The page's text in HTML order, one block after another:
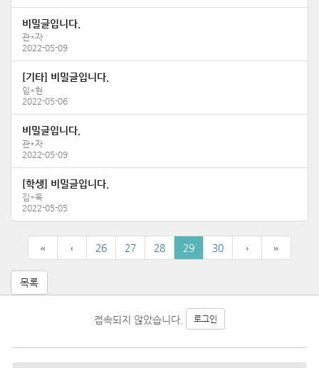
비밀글입니다.
관*자
2022-05-09
[기타] 비밀글입니다.
임*현
2022-05-06
비밀글입니다.
관*자
2022-05-09
[학생] 비밀글입니다.
김*욱
2022-05-05
26 27 28 29 30
목록
접속되지 않았습니다. 로그인